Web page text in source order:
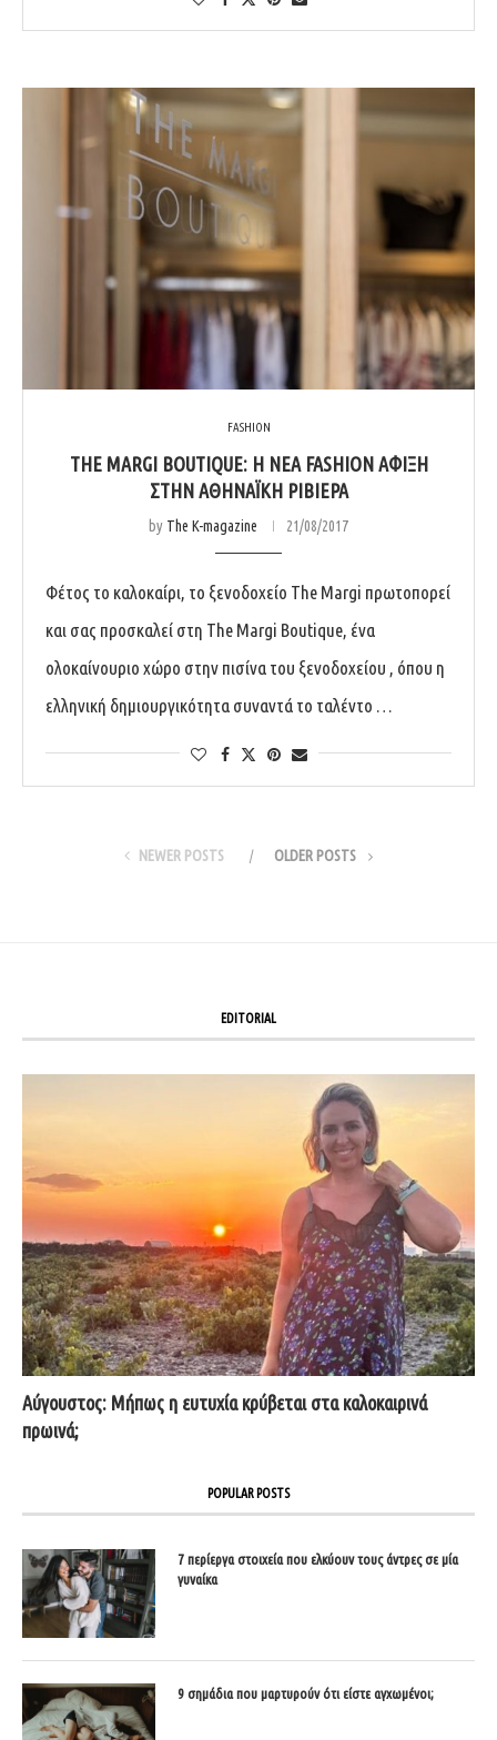
FASHION
THE MARGI BOUTIQUE: Η ΝΈΑ FASHION ΆΦΙΞΗ
ΣΤΗΝ ΑΘΗΝΑΪΚΉ ΡΙΒΙΈΡΑ
by The K-magazine 21/08/2017
Φέτος το καλοκαίρι, το ξενοδοχείο The Margi πρωτοπορεί
και σας προσκαλεί στη The Margi Boutique, ένα
ολοκαίνουριο χώρο στην πισίνα του ξενοδοχείου , όπου η
ελληνική δημιουργικότητα συναντά το ταλέντο …
NEWER POSTS OLDER POSTS
EDITORIAL
Αύγουστος: Μήπως η ευτυχία κρύβεται στα καλοκαιρινά
πρωινά;
POPULAR POSTS
7 περίεργα στοιχεία που ελκύουν τους άντρες σε μία
γυναίκα
9 σημάδια που μαρτυρούν ότι είστε αγχωμένοι;